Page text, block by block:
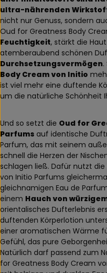
ultra-nährenden
nicht nur Genuss, sondern
Oud for Greatness Body
Feuchtigkeit, stärkt die
atemberaubend schönen
Durchsetzungsvermögen
Body Cream von Initio
ist viel mehr eine duftende
um die natürliche Schönheit
Und so setzt die Oud for
Parfums auf identische
Parfum, das mit seinem
schnell die Herzen der
schlagen ließ. Dafür nutzt die
von Initio Parfums
gleichnamigen Eau de
einem Hauch von
orientalisches Dufterlebnis
duftenden Körperlotion
einer aromatischen Wärme
Gefühl, das pure
Natürlich darf passend zum
for Greatness Body Cream